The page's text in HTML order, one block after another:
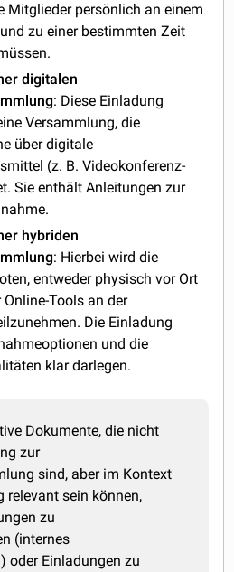
Mitglieder persönlich an einem
zu einer bestimmten Zeit
digitalen
: Diese Einladung
Versammlung, die
über digitale
(z. B. Videokonferenz-
Sie enthält Anleitungen zur
hybriden
: Hierbei wird die
entweder physisch vor Ort
Tools an der
Die Einladung
und die
klar darlegen.
Dokumente, die nicht
zur
sind, aber im Kontext
relevant sein können,
zu
(internes
oder Einladungen zu